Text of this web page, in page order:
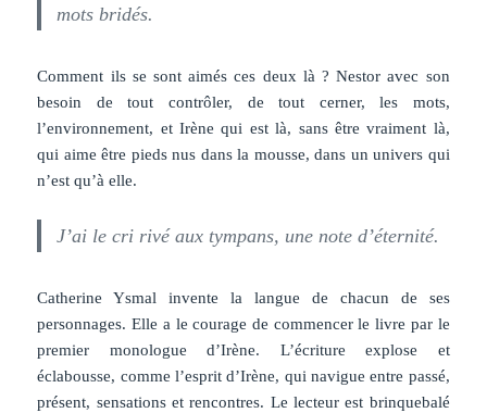
mots bridés.
Comment ils se sont aimés ces deux là ? Nestor avec son
besoin de tout contrôler, de tout cerner, les mots,
l’environnement, et Irène qui est là, sans être vraiment là,
qui aime être pieds nus dans la mousse, dans un univers qui
n’est qu’à elle.
J’ai le cri rivé aux tympans, une note d’éternité.
Catherine Ysmal invente la langue de chacun de ses
personnages. Elle a le courage de commencer le livre par le
premier monologue d’Irène. L’écriture explose et
éclabousse, comme l’esprit d’Irène, qui navigue entre passé,
présent, sensations et rencontres. Le lecteur est brinquebalé